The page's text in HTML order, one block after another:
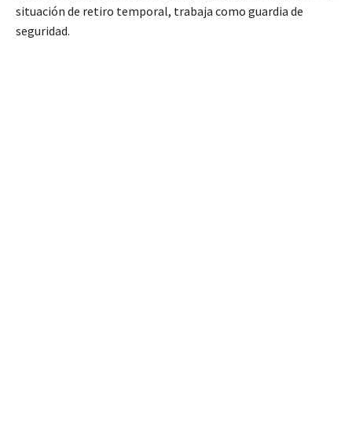
situación de retiro temporal, trabaja como guardia de
seguridad.